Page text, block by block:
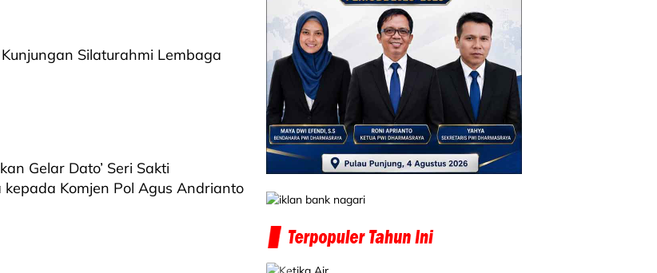
Silaturahmi Lembaga
Gelar Dato’ Seri Sakti
Komjen Pol Agus Andrianto